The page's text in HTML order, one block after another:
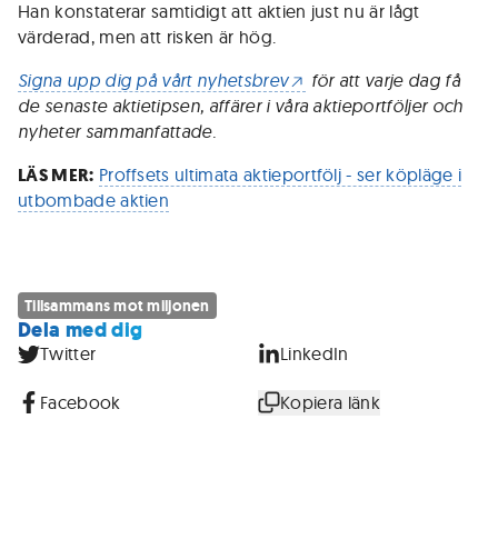
Han konstaterar samtidigt att aktien just nu är lågt
värderad, men att risken är hög.
Signa upp dig på vårt nyhetsbrev
för att varje dag få
de senaste aktietipsen, affärer i våra aktieportföljer och
nyheter sammanfattade.
LÄS MER: Proffsets ultimata aktieportfölj - ser köpläge i
utbombade aktien
Tillsammans mot miljonen
Dela med dig
Twitter LinkedIn
Facebook Kopiera länk